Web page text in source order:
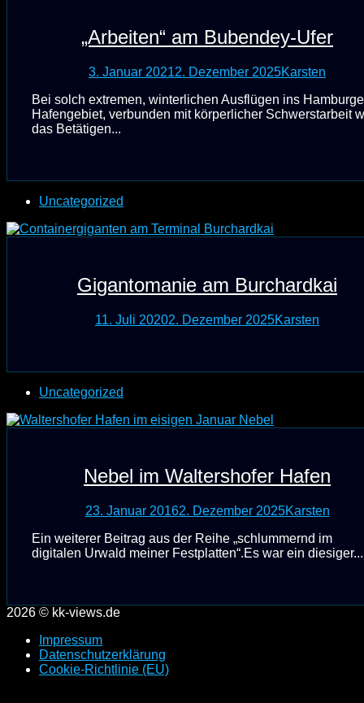
„Arbeiten“ am Bubendey-Ufer
3. Januar 20212. Dezember 2025Karsten
Bei solch extremen, winterlichen Ausflügen ins
Hafengebiet, verbunden mit körperlicher Schwerstarbeit
das Betätigen...
Uncategorized
Gigantomanie am Burchardkai
11. Juli 20202. Dezember 2025Karsten
Uncategorized
Nebel im Waltershofer Hafen
23. Januar 20162. Dezember 2025Karsten
Ein weiterer Beitrag aus der Reihe „schlummernd im
digitalen Urwald meiner Festplatten“.Es war ein diesiger...
2026 © kk-views.de
Impressum
Datenschutzerklärung
Cookie-Richtlinie (EU)